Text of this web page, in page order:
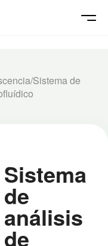
/Sistema de
Sistema
de
análisis
de